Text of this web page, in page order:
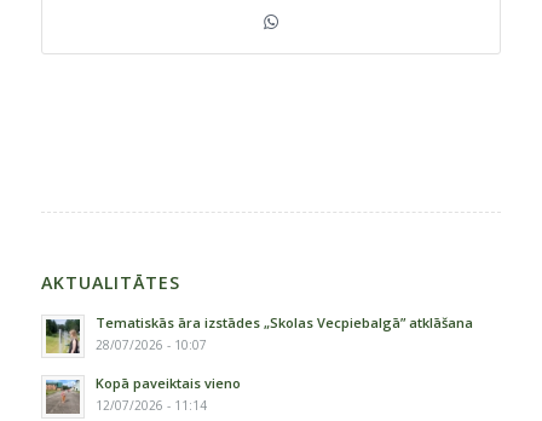
AKTUALITĀTES
Tematiskās āra izstādes „Skolas Vecpiebalgā” atklāšana
28/07/2026 - 10:07
Kopā paveiktais vieno
12/07/2026 - 11:14